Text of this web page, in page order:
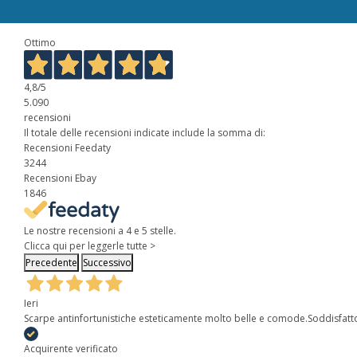
Ottimo
4,8/5
5.090
recensioni
Il totale delle recensioni indicate include la somma di:
Recensioni Feedaty
3244
Recensioni Ebay
1846
Le nostre recensioni a 4 e 5 stelle.
Clicca qui per leggerle tutte >
Precedente Successivo
Ieri
Scarpe antinfortunistiche esteticamente molto belle e
Acquirente verificato